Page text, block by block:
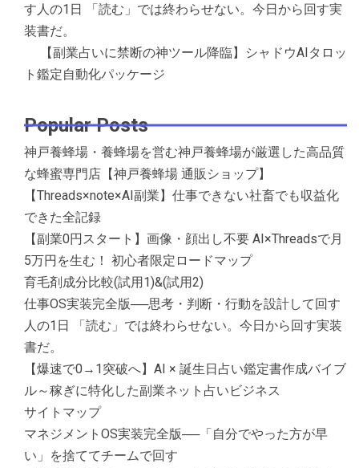
す人の1日 「読む」では終わらせない。今日から回す実
装書だ。
【副業占いに禁断の神ツール降臨】シャドウAIタロッ
ト鑑定自動化パッケージ
Popular Posts
神戸養蜂場・養蜂場を営む神戸養蜂場が厳選した高品質
な蜂蜜専門店【神戸養蜂場 通販ショップ】
【Threads×note×AI副業】仕事できない社畜でも収益化
できた全記録
【副業0円スタート】画像・顔出し不要 AI×Threadsで月
5万円を生む！ 初心者限定ロードマップ
育毛剤成分比較(試用1)&(試用2)
仕事OS実装完全版──思考・判断・行動を設計して回す
人の1日 「読む」では終わらせない。今日から回す実装
書だ。
【爆速で0→1突破へ】AI × 誕生日占い鑑定書作成バイブ
ル～稼ぎに特化した副業ネット占いビジネス
サイトマップ
マネジメントOS実装完全版──「自分でやった方が早
い」を捨ててチームで回す